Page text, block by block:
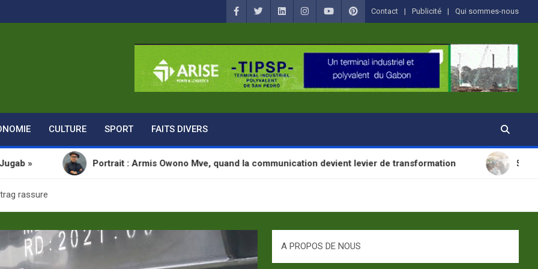
Contact Publicité Qui sommes-nous
CULTURE SPORT FAITS DIVERS
Portrait : Armis Owono Mve, quand la communication devient levier de transformation SANTÉ : La
rassure
A PROPOS DE NOUS